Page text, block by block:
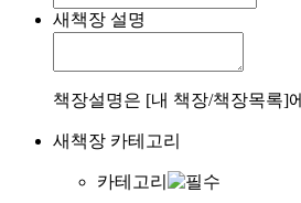
새책장 설명
책장설명은 [내 책장/책장목록]
새책장 카테고리
카테고리